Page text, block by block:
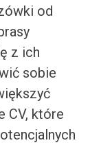
od
z ich
sobie
CV, które